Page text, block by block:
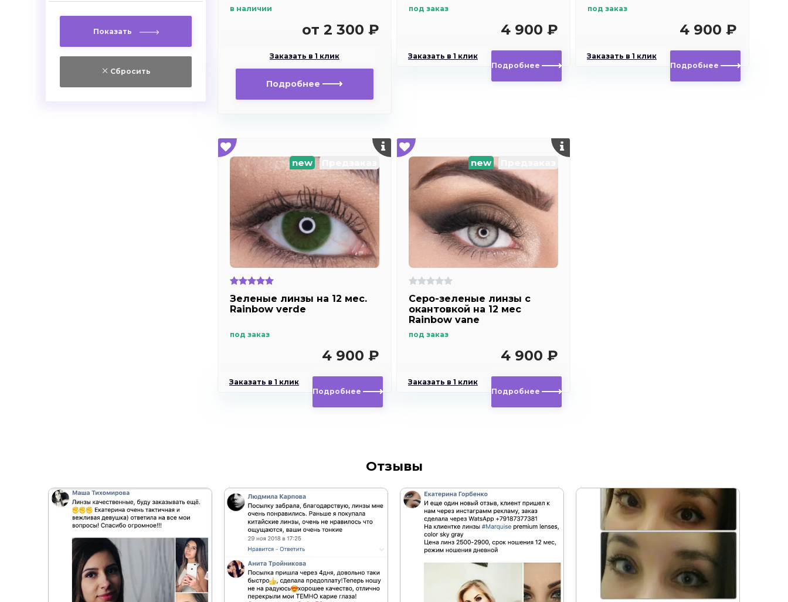
в наличии
от 2 300 ₽
Заказать в 1 клик
Подробнее
под заказ
4 900 ₽
Заказать в 1 клик
Подробнее
под заказ
4 900 ₽
Заказать в 1 клик
Подробнее
new
Зеленые линзы на 12 мес.
Rainbow verde
под заказ
4 900 ₽
Заказать в 1 клик
Подробнее
new
Cеро-зеленые линзы с
окантовкой на 12 мес
Rainbow vane
под заказ
4 900 ₽
Заказать в 1 клик
Подробнее
Показать
Сбросить
Отзывы